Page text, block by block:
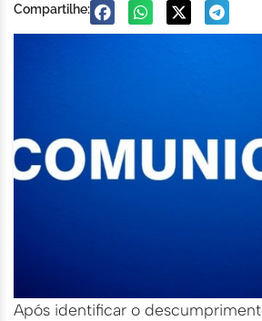
Compartilhe:
Após identificar o